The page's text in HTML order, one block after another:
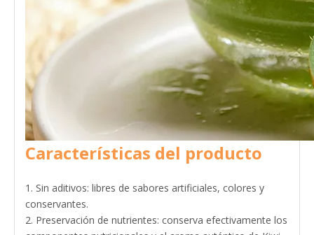
Características del producto
1. Sin aditivos: libres de sabores artificiales, colores y
conservantes.
2. Preservación de nutrientes: conserva efectivamente los